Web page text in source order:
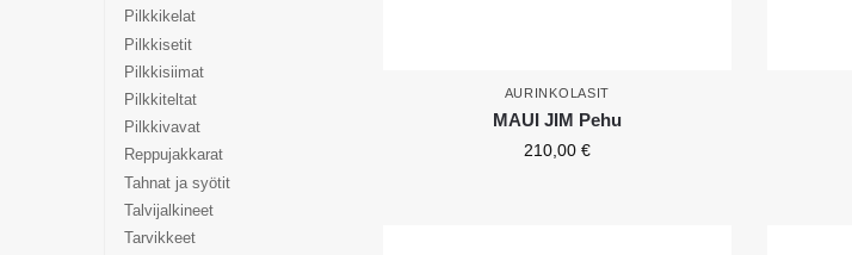
AURINKOLASIT
MAUI JIM Pehu
210,00 €
Pilkkikelat
Pilkkisetit
Pilkkisiimat
Pilkkiteltat
Pilkkivavat
Reppujakkarat
Tahnat ja syötit
Talvijalkineet
Tarvikkeet